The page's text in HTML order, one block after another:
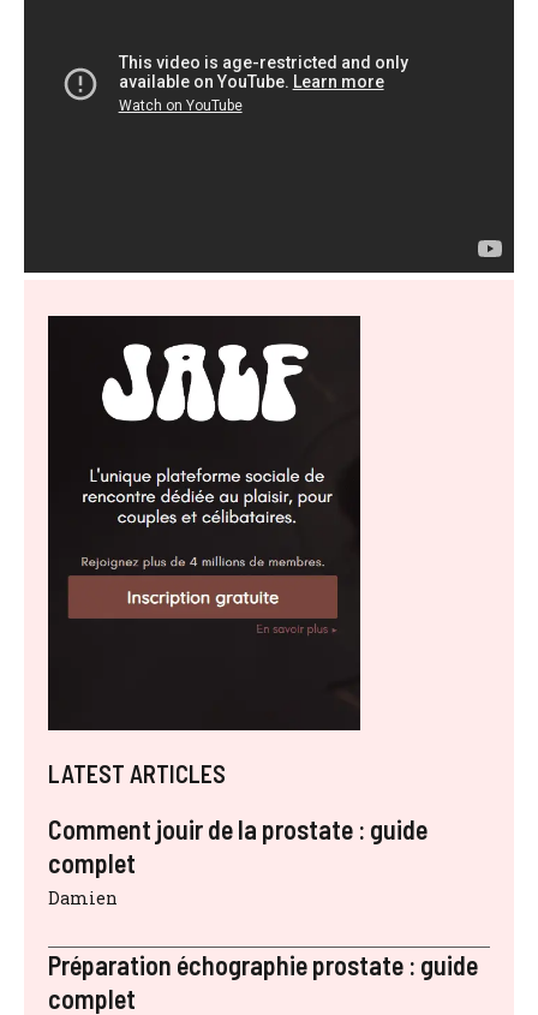
LATEST ARTICLES
Comment jouir de la prostate : guide
complet
Damien
Préparation échographie prostate : guide
complet